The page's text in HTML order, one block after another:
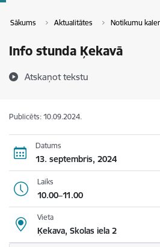
Sākums Aktualitātes Notikumu
Info stunda Ķekavā
Atskaņot tekstu
Publicēts: 10.09.2024.
Datums
13. septembris, 2024
Laiks
10.00–11.00
Vieta
Ķekava, Skolas iela 2